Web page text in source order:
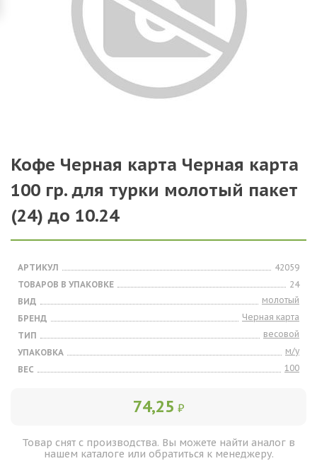
Кофе Черная карта Черная карта
100 гр. для турки молотый пакет
(24) до 10.24
АРТИКУЛ
42059
ТОВАРОВ В УПАКОВКЕ
24
ВИД
молотый
БРЕНД
Черная карта
ТИП
весовой
УПАКОВКА
м/у
ВЕС
100
74,25 ₽
Товар снят с производства. Вы можете найти аналог в
нашем каталоге или обратиться к менеджеру.